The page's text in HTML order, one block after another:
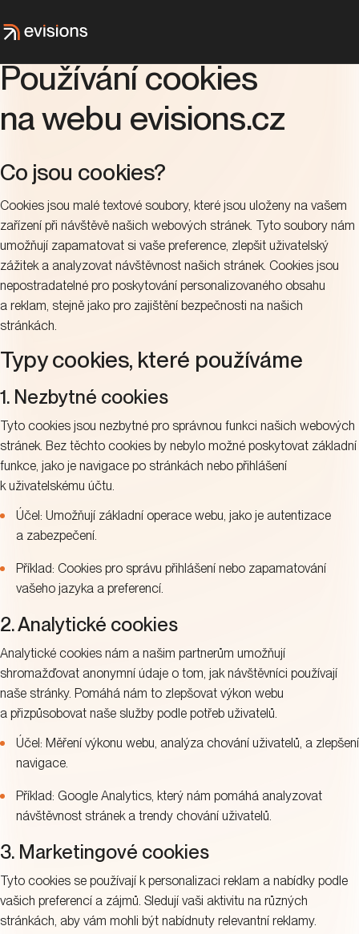
Používání cookies
na webu evisions.cz
Co jsou cookies?
Cookies jsou malé textové soubory, které jsou uloženy na vašem
zařízení při návštěvě našich webových stránek. Tyto soubory nám
umožňují zapamatovat si vaše preference, zlepšit uživatelský
zážitek a analyzovat návštěvnost našich stránek. Cookies jsou
nepostradatelné pro poskytování personalizovaného obsahu
a reklam, stejně jako pro zajištění bezpečnosti na našich
stránkách.
Typy cookies, které používáme
1. Nezbytné cookies
Tyto cookies jsou nezbytné pro správnou funkci našich webových
stránek. Bez těchto cookies by nebylo možné poskytovat základní
funkce, jako je navigace po stránkách nebo přihlášení
k uživatelskému účtu.
Účel: Umožňují základní operace webu, jako je autentizace
a zabezpečení.
Příklad: Cookies pro správu přihlášení nebo zapamatování
vašeho jazyka a preferencí.
2. Analytické cookies
Analytické cookies nám a našim partnerům umožňují
shromažďovat anonymní údaje o tom, jak návštěvníci používají
naše stránky. Pomáhá nám to zlepšovat výkon webu
a přizpůsobovat naše služby podle potřeb uživatelů.
Účel: Měření výkonu webu, analýza chování uživatelů, a zlepšení
navigace.
Příklad: Google Analytics, který nám pomáhá analyzovat
návštěvnost stránek a trendy chování uživatelů.
3. Marketingové cookies
Tyto cookies se používají k personalizaci reklam a nabídky podle
vašich preferencí a zájmů. Sledují vaši aktivitu na různých
stránkách, aby vám mohli být nabídnuty relevantní reklamy.